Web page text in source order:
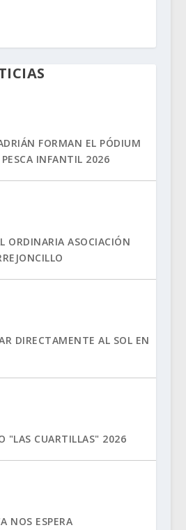
FORMAN EL PÓDIUM
INFANTIL 2026
ORDINARIA ASOCIACIÓN
DIRECTAMENTE AL SOL EN
"LAS CUARTILLAS" 2026
NOS ESPERA